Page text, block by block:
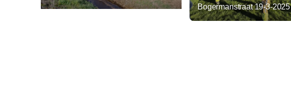
Bogermanstraat 19-3-2025